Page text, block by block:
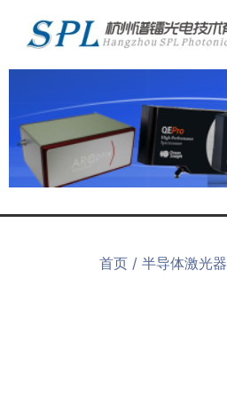
首页 / 半导体激光器